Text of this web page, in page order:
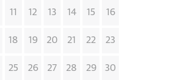
11 12 13 14 15 16
18 19 20 21 22 23
25 26 27 28 29 30